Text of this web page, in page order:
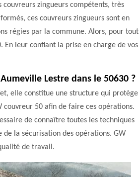
zingueurs compétents, très
ces couvreurs zingueurs sont en
régies par la commune. Alors, pour tout
leur confiant la prise en charge de vos
Lestre dans le 50630 ?
elle constitue une structure qui protège
couvreur 50 afin de faire ces opérations.
de connaître toutes les techniques
la sécurisation des opérations. GW
de travail.